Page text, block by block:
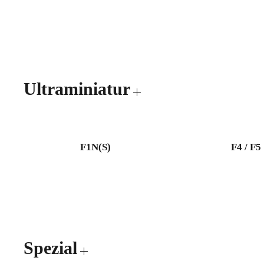
Ultraminiatur
F1N(S) F4 / F5
Spezial